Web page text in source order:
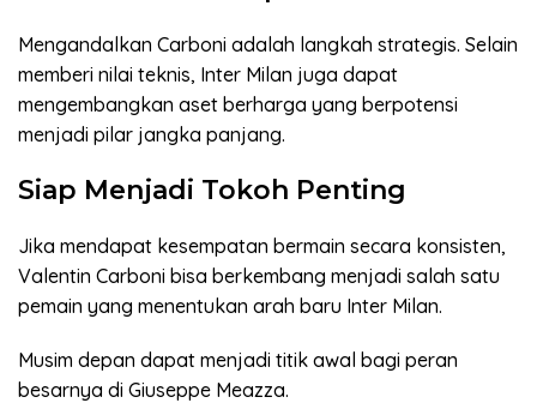
Mengandalkan Carboni adalah langkah strategis. Selain
memberi nilai teknis, Inter Milan juga dapat
mengembangkan aset berharga yang berpotensi
menjadi pilar jangka panjang.
Siap Menjadi Tokoh Penting
Jika mendapat kesempatan bermain secara konsisten,
Valentin Carboni bisa berkembang menjadi salah satu
pemain yang menentukan arah baru Inter Milan.
Musim depan dapat menjadi titik awal bagi peran
besarnya di Giuseppe Meazza.